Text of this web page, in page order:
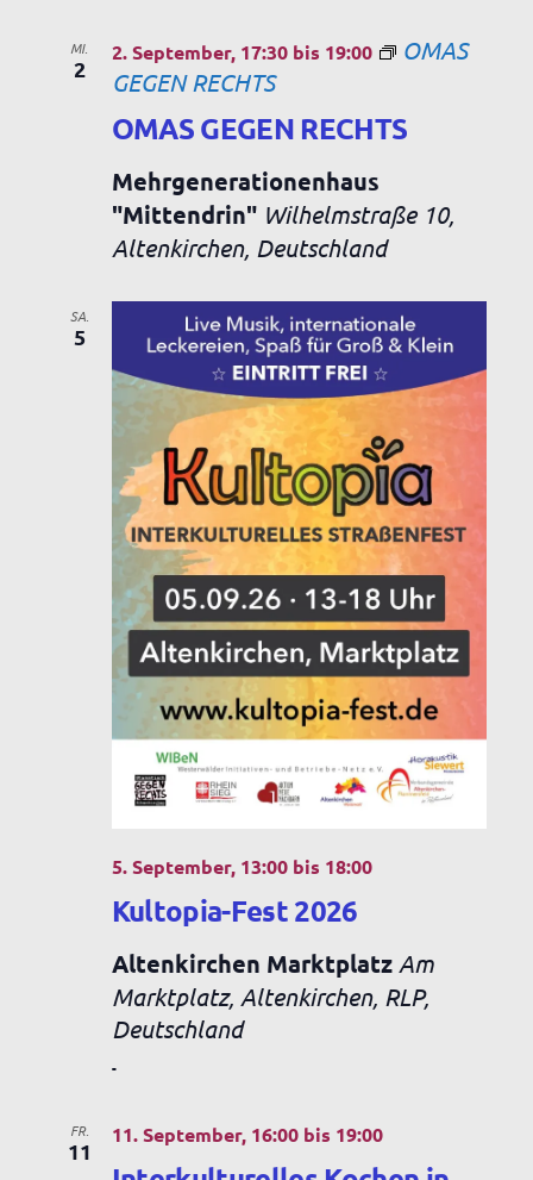
MI.
2
OMAS GEGEN RECHTS
2. September, 17:30bis 19:00
OMAS
GEGEN RECHTS
Mehrgenerationenhaus
"Mittendrin" Wilhelmstraße 10,
Altenkirchen, Deutschland
SA.
5
Kultopia-Fest 2026
5. September, 13:00bis 18:00
Altenkirchen Marktplatz Am
Marktplatz, Altenkirchen, RLP,
Deutschland
-
FR.
11
11. September, 16:00bis 19:00